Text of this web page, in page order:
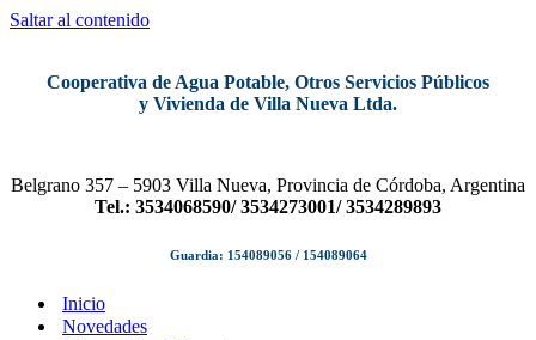
Saltar al contenido
Cooperativa de Agua Potable, Otros Servicios Públicos
y Vivienda de Villa Nueva Ltda.
Belgrano 357 – 5903 Villa Nueva, Provincia de Córdoba, Argentina
Tel.: 3534068590/ 3534273001/ 3534289893
Guardia: 154089056 / 154089064
Inicio
Novedades